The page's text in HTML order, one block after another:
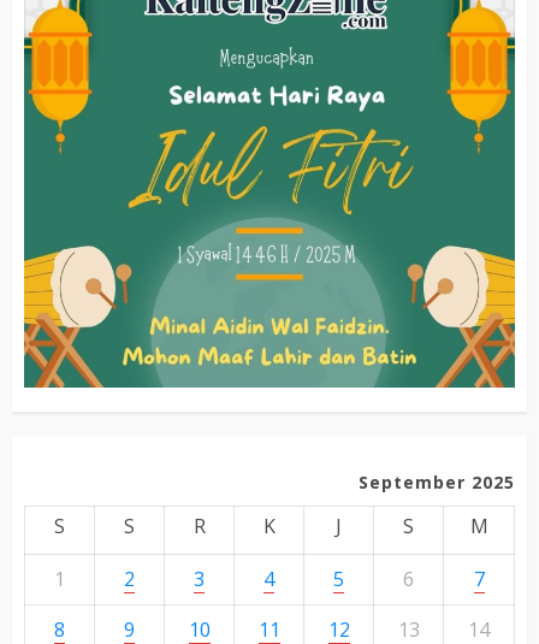
September 2025
S S R K J S
M
1
2 3 4 5 6
7
8
9 10 11 12 13
14